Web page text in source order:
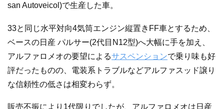
san Autoveicol)で生産した車。
33と同じ水平対向4気筒エンジン縦置きFF車とするため、
ベースの日産 パルサー(2代目N12型)へ大幅に手を加え、
アルファロメオの要望によるサスペンションで乗り味も好
評だったものの、電装系トラブルなどアルファスッド譲り
な信頼性の低さは相変わらず。
販売不振により1代限りでしたが、アルファロメオは日産